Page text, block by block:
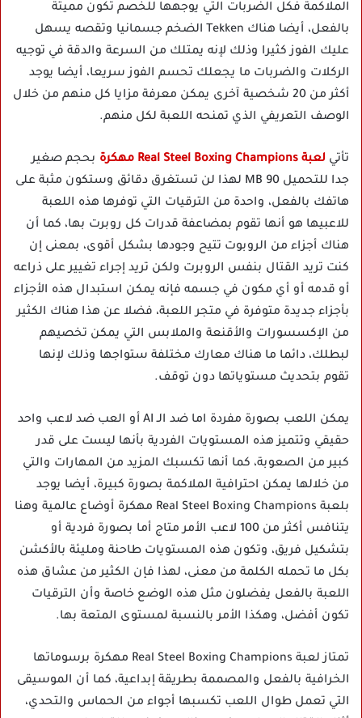
الملاكمة فكل الضربات التي يوجهها للخصم تكون مميتة
بالفعل، أيضا هناك Tekken الضخم جسمانيا وتقصه يسهل
عليك الفوز كثيرا وذلك لإنه يمتلك من السرعة والدقة في توجيه
الركلات والضربات ما يجعلك تحسم الفوز سريعا، أيضا يوجد
أكثر من 20 شخصية آخرى يمكن معرفة مزايا كل منهم من خلال
الوصف التعريفي الذي تمنحه اللعبة لكل منهم.
تأتي لعبة Real Steel Boxing Champions مهكرة
بحجم صغير
جدا للتحميل 90 MB لهذا لن تستغرق دقائق وستكون مثبة على
هاتفك بالفعل، واحدة من الترقيات التي توفرها هذه اللعبة
للاعبيها هو أنها تقوم بمضاعفة قدرات كل روبرت بها، كما أن
هناك أجزاء من الروبوت تتيح وجودها بشكل أقوى، بمعنى إن
كنت تريد القتال بنفس الروبرت ولكن تريد إجراء تغيير على ذراعه
أو قدمه أو أي مكون في جسمه فإنه يمكن استبدال هذه الأجزاء
بأجزاء جديدة متوفرة في متجر اللعبة، فضلا عن هذا هناك الكثير
من الإكسسورات والأقنعة والملابس التي يمكن تخصيهم
لبطلك، دائما ما هناك معارك مختلفة ستواجها وذلك لإنها
تقوم بتحديث مستوياتها دون توقف.
يمكن اللعب بصورة مفردة اما ضد الـ AI أو العب ضد لاعب واحد
حقيقي وتتميز هذه المستويات الفردية بأنها ليست على قدر
كبير من الصعوبة، كما أنها تكسبك المزيد من المهارات والتي
من خلالها يمكن احترافية الملاكمة بصورة كبيرة، أيضا يوجد
بلعبة Real Steel Boxing Champions مهكرة أوضاع عالمية وهنا
يتنافس أكثر من 100 لاعب الأمر متاج أما بصورة فردية أو
بتشكيل فريق، وتكون هذه المستويات طاحنة ومليئة بالأكشن
بكل ما تحمله الكلمة من معنى، لهذا فإن الكثير من عشاق هذه
اللعبة بالفعل يفضلون مثل هذه الوضع خاصة وأن الترقيات
تكون أفضل، وهكذا الأمر بالنسبة لمستوى المتعة بها.
تمتاز لعبة Real Steel Boxing Champions مهكرة برسوماتها
الخرافية بالفعل والمصممة بطريقة إبداعية، كما أن الموسيقى
التي تعمل طوال اللعب تكسبها أجواء من الحماس والتحدي،